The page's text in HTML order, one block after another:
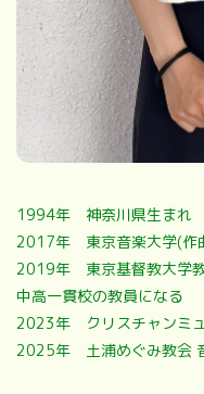
1994年 神奈川県生まれ
2017年 東京音楽大学(作
2019年 東京基督教大学
中高一貫校の教員になる
2023年 クリスチャンミ
2025年 土浦めぐみ教会